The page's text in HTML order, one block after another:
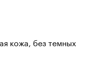
кожа, без темных